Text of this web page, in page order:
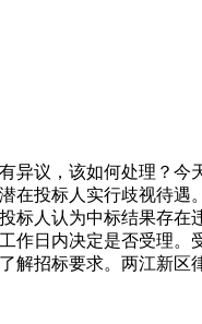
议，该如何处理？
投标人实行歧视待
人认为中标结果存
日内决定是否受理
招标要求。两江新